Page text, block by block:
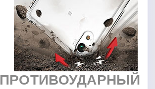
ПРОТИВОУДАРНЫЙ